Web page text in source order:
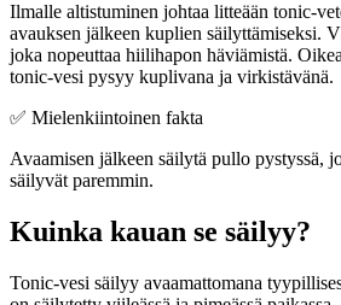
Ilmalle altistuminen johtaa litteään tonic-
avauksen jälkeen kuplien säilyttämiseksi.
joka nopeuttaa hiilihapon häviämistä.
tonic-vesi pysyy kuplivana ja virkistävänä.
✅ Mielenkiintoinen fakta
Avaamisen jälkeen säilytä pullo pystyssä,
säilyvät paremmin.
Kuinka kauan se säilyy?
Tonic-vesi säilyy avaamattomana